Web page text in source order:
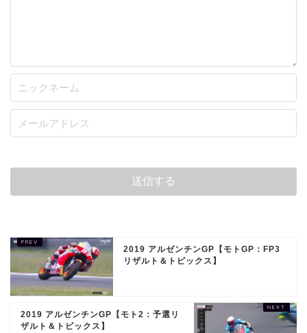
2019 アルゼンチンGP【モトGP：FP3
リザルト＆トピックス】
2019 アルゼンチンGP【モト2：予選リ
ザルト＆トピックス】